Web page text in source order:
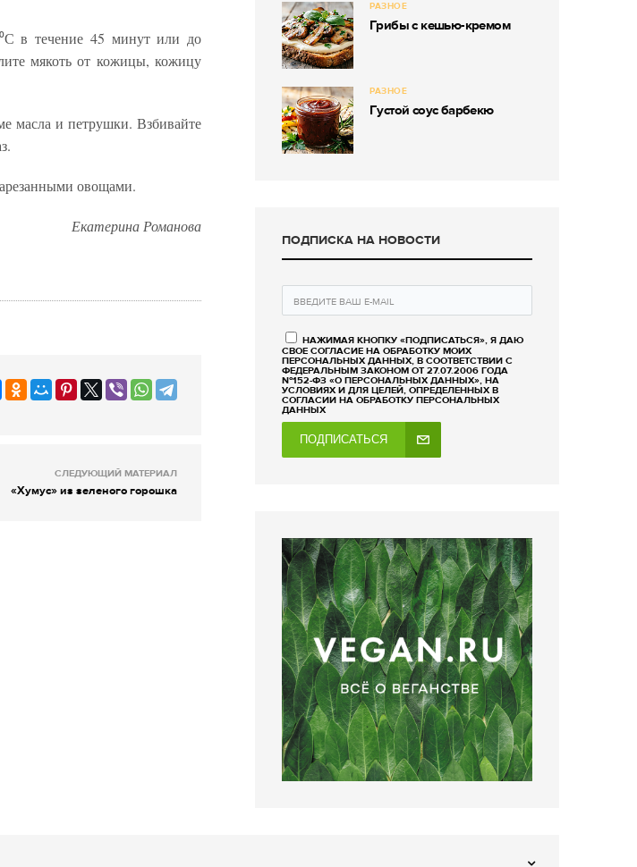
в течение 45 минут или до
мякоть от кожицы, кожицу
масла и петрушки. Взбивайте
овощами.
Екатерина Романова
СЛЕДУЮЩИЙ МАТЕРИАЛ
«Хумус» из зеленого горошка
РАЗНОЕ
Грибы с кешью-кремом
РАЗНОЕ
Густой соус барбекю
ПОДПИСКА НА НОВОСТИ
НАЖИМАЯ КНОПКУ «ПОДПИСАТЬСЯ», Я ДАЮ
СВОЕ СОГЛАСИЕ НА ОБРАБОТКУ МОИХ
ПЕРСОНАЛЬНЫХ ДАННЫХ, В СООТВЕТСТВИИ С
ФЕДЕРАЛЬНЫМ ЗАКОНОМ ОТ 27.07.2006 ГОДА
№152-ФЗ «О ПЕРСОНАЛЬНЫХ ДАННЫХ», НА
УСЛОВИЯХ И ДЛЯ ЦЕЛЕЙ, ОПРЕДЕЛЕННЫХ В
СОГЛАСИИ НА ОБРАБОТКУ ПЕРСОНАЛЬНЫХ
ДАННЫХ
ПОДПИСАТЬСЯ